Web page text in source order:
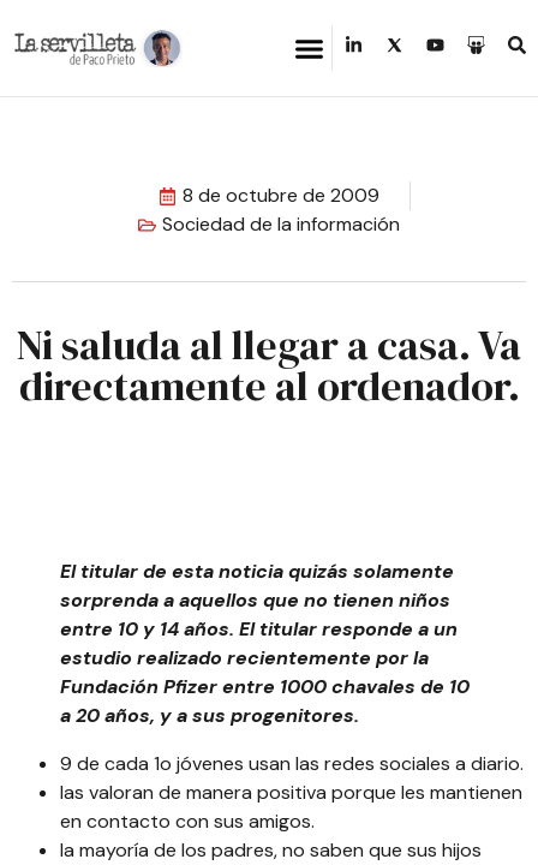
8 de octubre de 2009
Sociedad de la información
Ni saluda al llegar a casa. Va
directamente al ordenador.
El titularde esta noticiaquizás solamente
sorprenda a aquellos que no tienen niños
entre 10 y 14 años. El titular responde a un
estudio realizado recientemente por la
Fundación Pfizer entre 1000 chavales de 10
a 20 años, y a sus progenitores.
9 de cada 1o jóvenes usan las redes sociales a diario.
las valoran de manera positiva porque les mantienen
en contacto con sus amigos.
la mayoría de los padres, no saben que sus hijos